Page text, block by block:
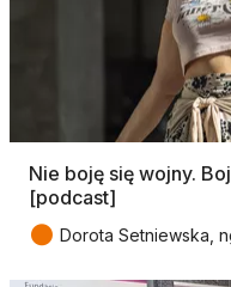
Nie boję się wojny.
[podcast]
● Dorota Setniewska,